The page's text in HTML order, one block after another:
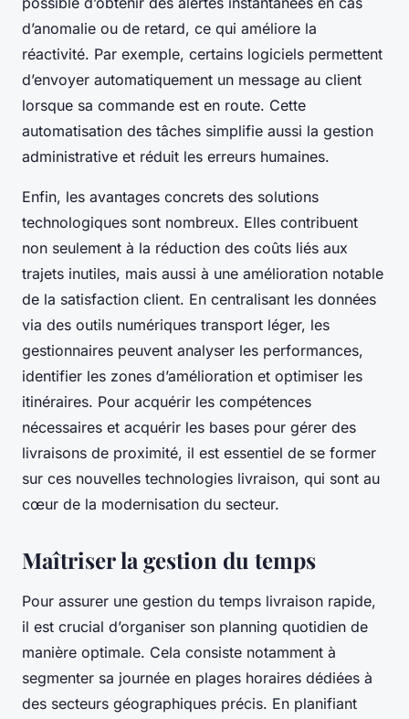
d’anomalie ou de retard, ce qui améliore la
réactivité. Par exemple, certains logiciels permettent
d’envoyer automatiquement un message au client
lorsque sa commande est en route. Cette
automatisation des tâches simplifie aussi la gestion
administrative et réduit les erreurs humaines.
Enfin, les avantages concrets des solutions
technologiques sont nombreux. Elles contribuent
non seulement à la réduction des coûts liés aux
trajets inutiles, mais aussi à une amélioration notable
de la satisfaction client. En centralisant les données
via des outils numériques transport léger, les
gestionnaires peuvent analyser les performances,
identifier les zones d’amélioration et optimiser les
itinéraires. Pour acquérir les compétences
nécessaires et acquérir les bases pour gérer des
livraisons de proximité, il est essentiel de se former
sur ces nouvelles technologies livraison, qui sont au
cœur de la modernisation du secteur.
Maîtriser la gestion du temps
Pour assurer une gestion du temps livraison rapide,
il est crucial d’organiser son planning quotidien de
manière optimale. Cela consiste notamment à
segmenter sa journée en plages horaires dédiées à
des secteurs géographiques précis. En planifiant